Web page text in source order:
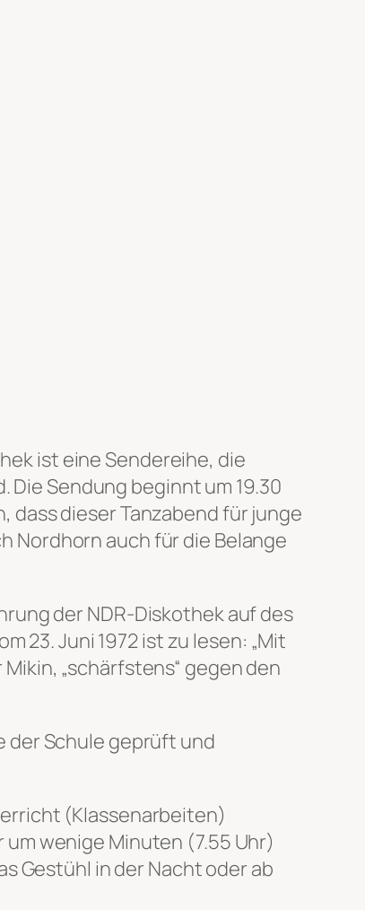
ist eine Sendereihe, die
Sendung beginnt um 19.30
dass dieser Tanzabend für junge
Nordhorn auch für die Belange
der NDR-Diskothek auf des
23. Juni 1972 ist zu lesen: „Mit
„schärfstens“ gegen den
der Schule geprüft und
(Klassenarbeiten)
wenige Minuten (7.55 Uhr)
Gestühl in der Nacht oder ab